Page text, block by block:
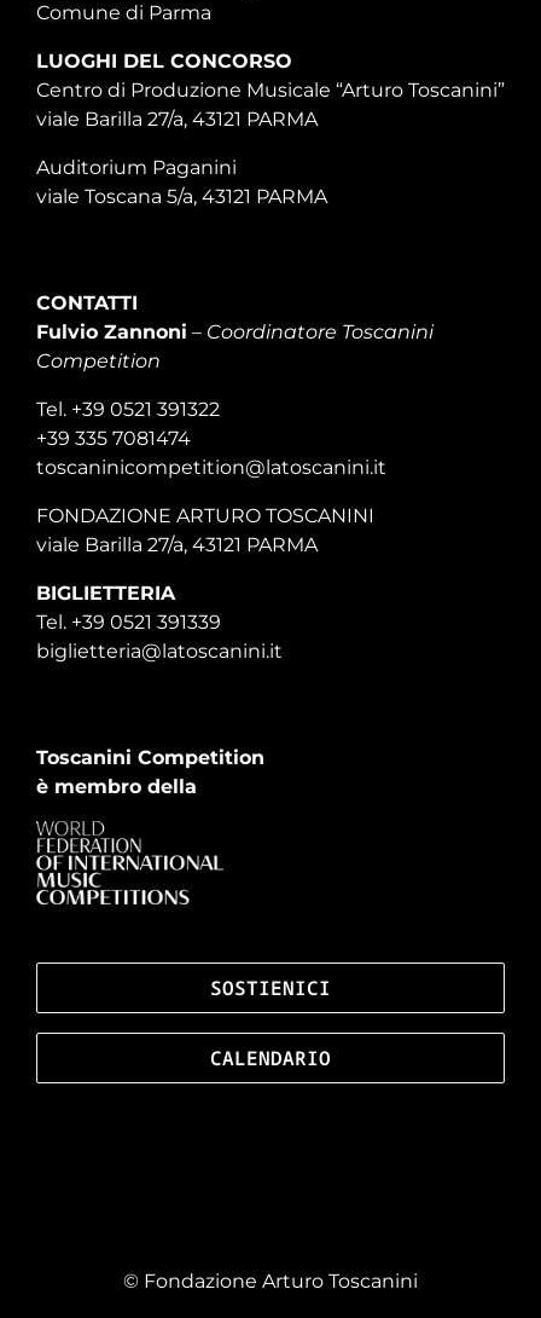
Comune di Parma
LUOGHI DEL CONCORSO
Centro di Produzione Musicale “Arturo Toscanini”
viale Barilla 27/a, 43121 PARMA
Auditorium Paganini
viale Toscana 5/a, 43121 PARMA
CONTATTI
Fulvio Zannoni – Coordinatore Toscanini
Competition
Tel. +39 0521 391322
+39 335 7081474
toscaninicompetition@latoscanini.it
FONDAZIONE ARTURO TOSCANINI
viale Barilla 27/a, 43121 PARMA
BIGLIETTERIA
Tel. +39 0521 391339
biglietteria@latoscanini.it
Toscanini Competition
è membro della
SOSTIENICI
CALENDARIO
© Fondazione Arturo Toscanini